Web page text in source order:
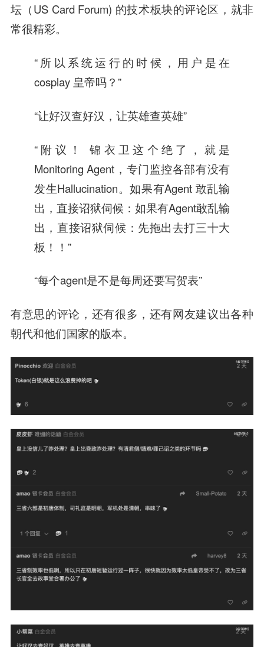
坛（US Card Forum) 的技术板块的评论区，就非
常很精彩。
“所以系统运行的时候，用户是在
cosplay 皇帝吗？”
“让好汉查好汉，让英雄查英雄”
“附议！ 锦衣卫这个绝了，就是
Monitoring Agent，专门监控各部有没有
发生Hallucination。如果有Agent 敢乱输
出，直接诏狱伺候：如果有Agent敢乱输
出，直接诏狱伺候：先拖出去打三十大
板！！”
“每个agent是不是每周还要写贺表”
有意思的评论，还有很多，还有网友建议出各种
朝代和他们国家的版本。